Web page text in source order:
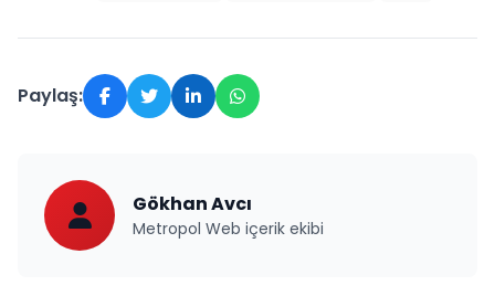
Paylaş:
Gökhan Avcı
Metropol Web içerik ekibi